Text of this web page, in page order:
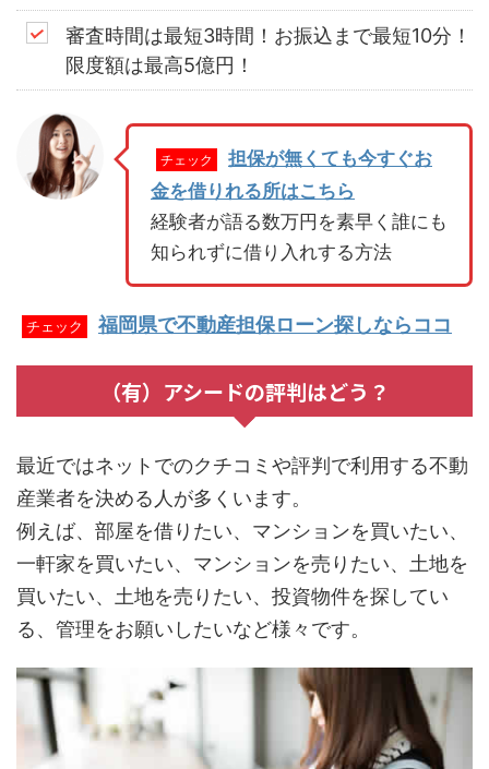
審査時間は最短3時間！お振込まで最短10分！
限度額は最高5億円！
チェック
担保が無くても今すぐお
金を借りれる所はこちら
経験者が語る数万円を素早く誰にも
知られずに借り入れする方法
チェック 福岡県で不動産担保ローン探しならココ
（有）アシードの評判はどう？
最近ではネットでのクチコミや評判で利用する不動
産業者を決める人が多くいます。
例えば、部屋を借りたい、マンションを買いたい、
一軒家を買いたい、マンションを売りたい、土地を
買いたい、土地を売りたい、投資物件を探してい
る、管理をお願いしたいなど様々です。